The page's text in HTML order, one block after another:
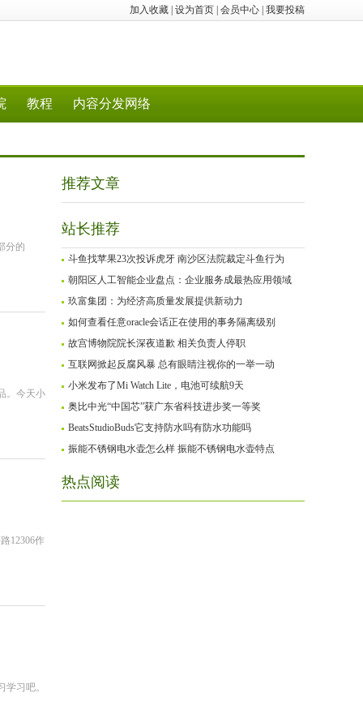
加入收藏 设为首页 会员中心 我要投稿
教程 内容分发网络
分的
。今天小
12306作
习吧。
推荐文章
站长推荐
斗鱼找苹果23次投诉虎牙 南沙区法院裁定斗鱼行为
朝阳区人工智能企业盘点：企业服务成最热应用领域
玖富集团：为经济高质量发展提供新动力
如何查看任意oracle会话正在使用的事务隔离级别
故宫博物院院长深夜道歉 相关负责人停职
互联网掀起反腐风暴 总有眼睛注视你的一举一动
小米发布了Mi Watch Lite，电池可续航9天
奥比中光“中国芯”获广东省科技进步奖一等奖
BeatsStudioBuds它支持防水吗有防水功能吗
振能不锈钢电水壶怎么样 振能不锈钢电水壶特点
热点阅读